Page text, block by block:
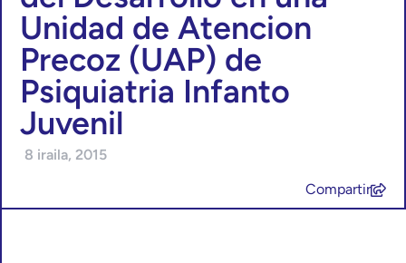
Unidad de Atencion
Precoz (UAP) de
Psiquiatria Infanto
Juvenil
8 iraila, 2015
Compartir